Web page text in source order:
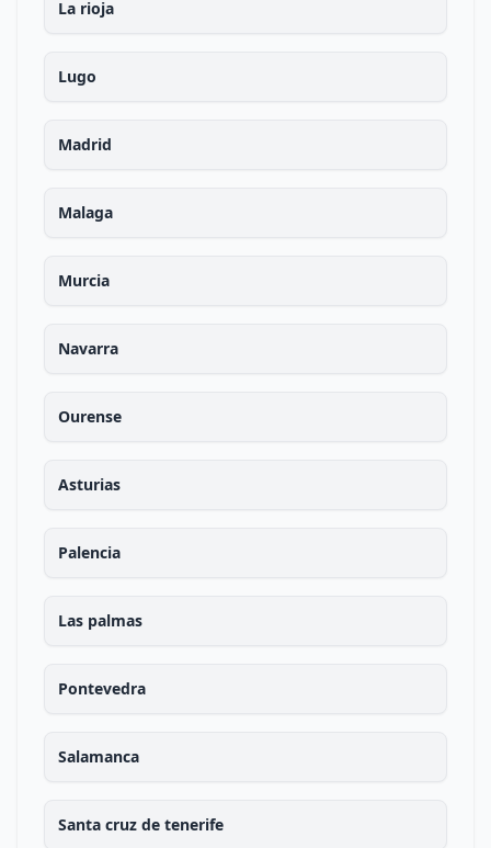
La rioja
Lugo
Madrid
Malaga
Murcia
Navarra
Ourense
Asturias
Palencia
Las palmas
Pontevedra
Salamanca
Santa cruz de tenerife